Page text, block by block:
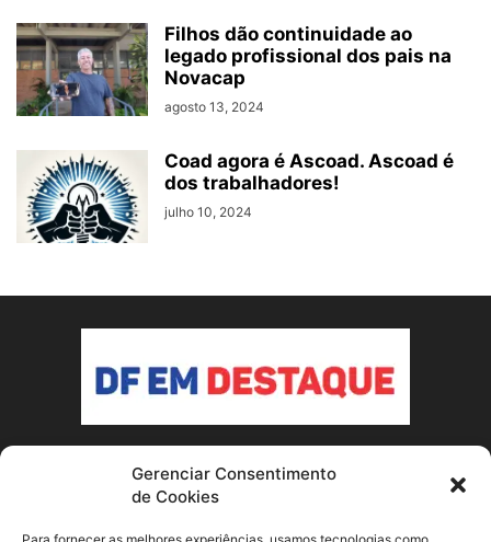
Gerenciar Consentimento
de Cookies
Filhos dão continuidade ao
legado profissional dos pais na
Novacap
agosto 13, 2024
Coad agora é Ascoad. Ascoad é
dos trabalhadores!
julho 10, 2024
SOBRE NÓS
Conheça o nosso site de notícias sobre Brasília e o Distrito